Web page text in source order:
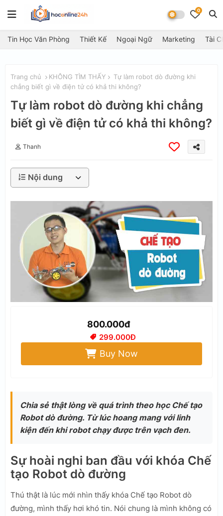
0
Tin Học Văn Phòng Thiết Kế Ngoại Ngữ Marketing Tài
Trang chủ KHÔNG TÌM THẤY
Tự làm robot dò đường khi
chẳng biết gì về điện tử có khả thi không?
Tự làm robot dò đường khi chẳng
biết gì về điện tử có khả thi không?
Thanh
Nội dung
800.000đ
299.000Đ
Buy Now
Chia sẻ thật lòng về quá trình theo học Chế tạo
Robot dò đường. Từ lúc hoang mang với linh
kiện đến khi robot chạy được trên vạch đen.
Sự hoài nghi ban đầu với khóa Chế
tạo Robot dò đường
Thú thật là lúc mới nhìn thấy khóa Chế tạo Robot dò
đường, mình thấy hơi khó tin. Nói chung là mình không có